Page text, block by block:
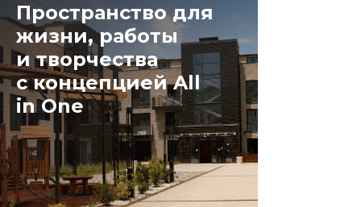
Пространство для
жизни, работы
и творчества
с концепцией All
in One